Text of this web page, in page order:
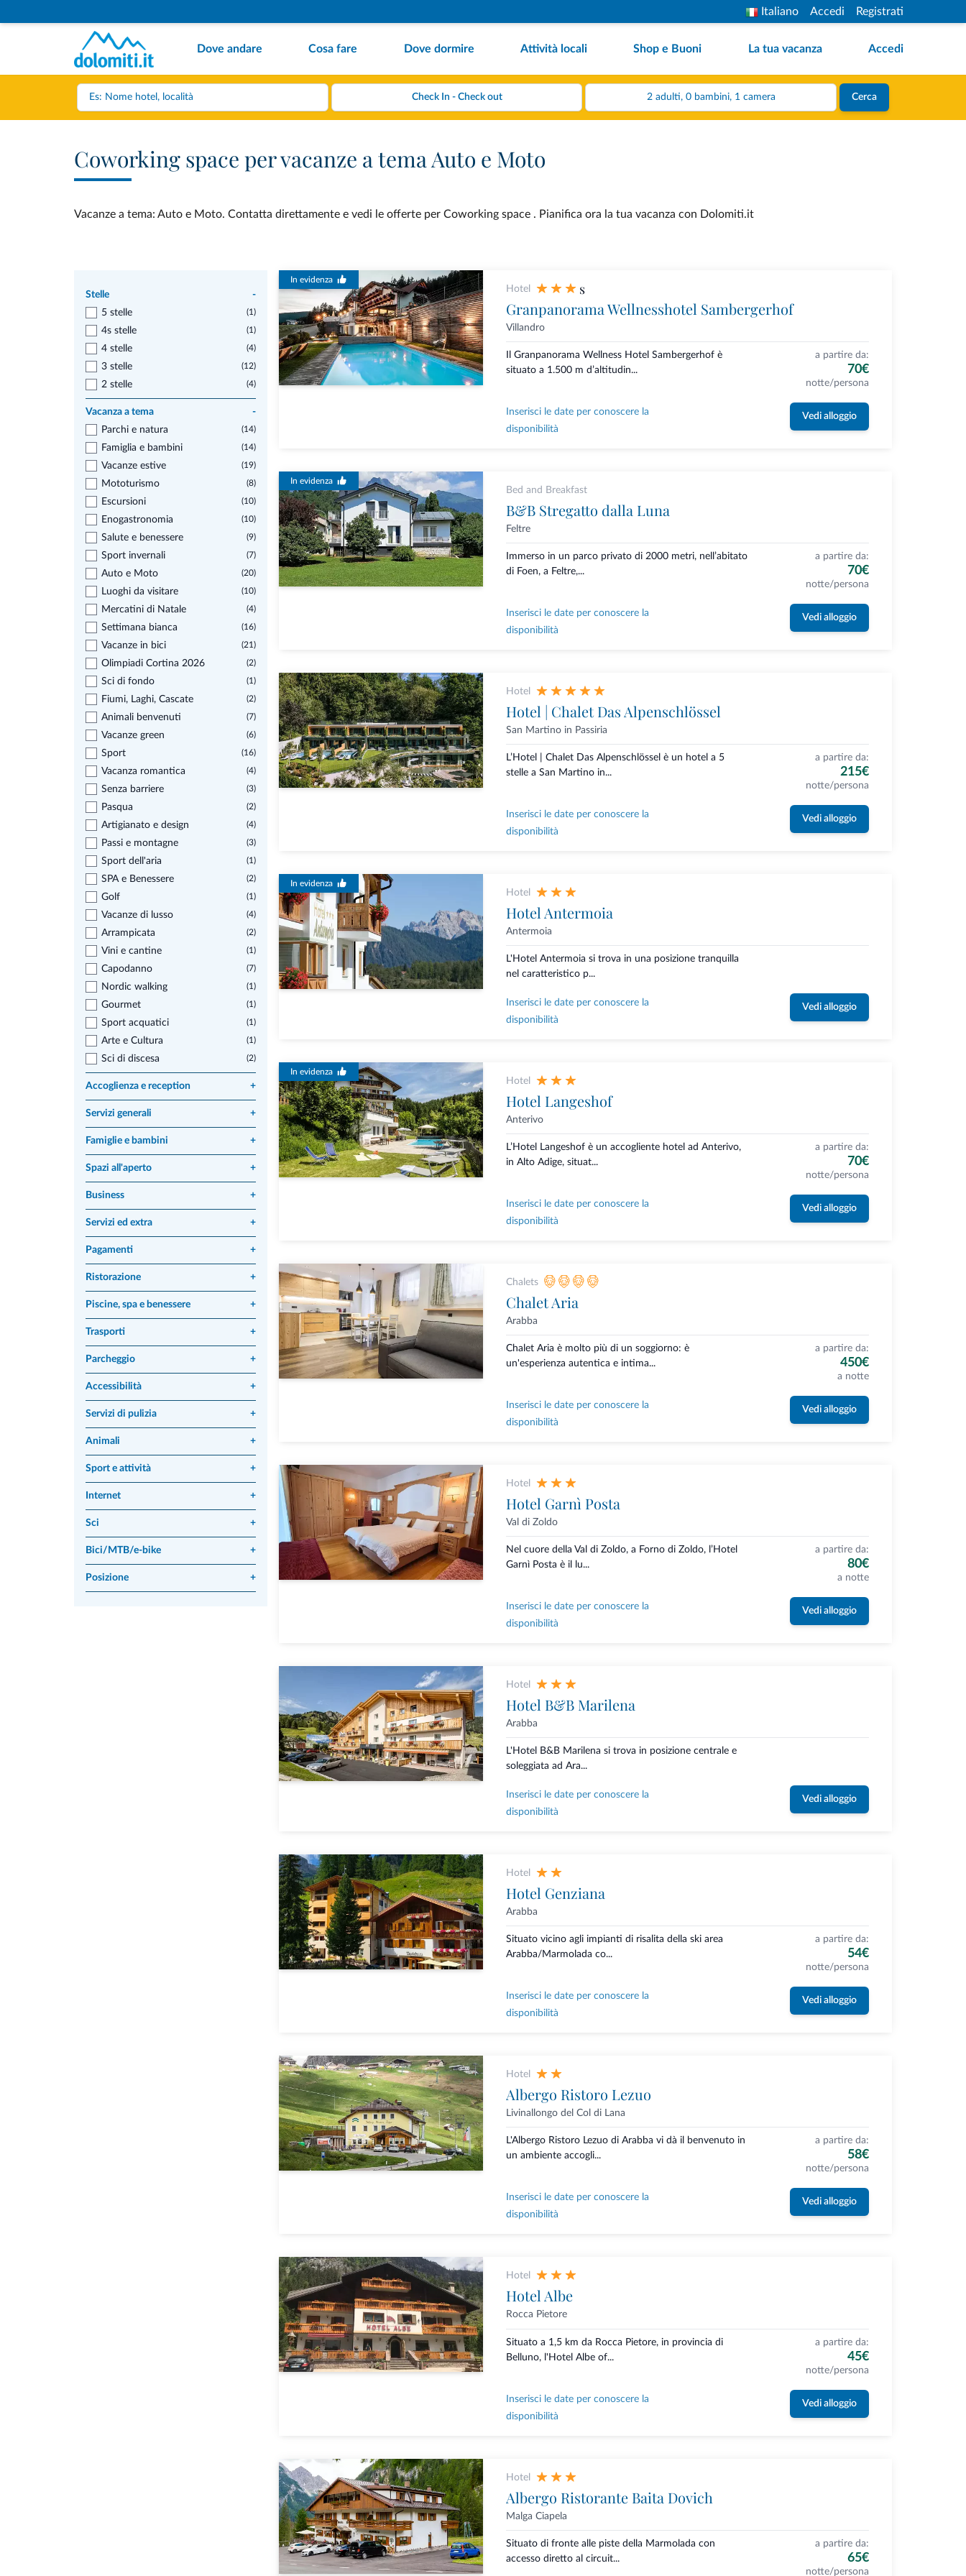
Italiano Accedi Registrati
Dove andare Cosa fare Dove dormire Attività locali Shop e Buoni La tua vacanza Accedi
2 adulti, 0 bambini, 1 camera Cerca
Coworking space per vacanze a tema Auto e Moto
Vacanze a tema: Auto e Moto. Contatta direttamente e vedi le offerte per Coworking space . Pianifica ora la tua vacanza con Dolomiti.it
Stelle
-
5 stelle
(1)
4s stelle (1)
4 stelle (4)
3 stelle (12)
2 stelle (4)
Vacanza a tema
-
Parchi e natura
(14)
Famiglia e bambini (14)
Vacanze estive (19)
Mototurismo (8)
Escursioni (10)
Enogastronomia (10)
Salute e benessere (9)
Sport invernali (7)
Auto e Moto (20)
Luoghi da visitare (10)
Mercatini di Natale (4)
Settimana bianca (16)
Vacanze in bici (21)
Olimpiadi Cortina 2026 (2)
Sci di fondo (1)
Fiumi, Laghi, Cascate (2)
Animali benvenuti (7)
Vacanze green (6)
Sport (16)
Vacanza romantica (4)
Senza barriere (3)
Pasqua (2)
Artigianato e design (4)
Passi e montagne (3)
Sport dell'aria (1)
SPA e Benessere (2)
Golf (1)
Vacanze di lusso (4)
Arrampicata (2)
Vini e cantine (1)
Capodanno (7)
Nordic walking (1)
Gourmet (1)
Sport acquatici (1)
Arte e Cultura (1)
Sci di discesa (2)
Accoglienza e reception +
Servizi generali +
Famiglie e bambini +
Spazi all'aperto +
Business +
Servizi ed extra +
Pagamenti +
Ristorazione +
Piscine, spa e benessere +
Trasporti +
Parcheggio +
Accessibilità +
Servizi di pulizia +
Animali +
Sport e attività +
Internet +
Sci +
Bici/MTB/e-bike +
Posizione +
In evidenza
Hotel s
Granpanorama Wellnesshotel Sambergerhof
Villandro
Il Granpanorama Wellness Hotel Sambergerhof è
situato a 1.500 m d’altitudin...
a partire da:
70€
notte/persona
Inserisci le date per conoscere la
disponibilità
Vedi alloggio
In evidenza
Bed and Breakfast
B&B Stregatto dalla Luna
Feltre
Immerso in un parco privato di 2000 metri, nell’abitato
di Foen, a Feltre,...
a partire da:
70€
notte/persona
Inserisci le date per conoscere la
disponibilità
Vedi alloggio
Hotel
Hotel | Chalet Das Alpenschlössel
San Martino in Passiria
L’Hotel | Chalet Das Alpenschlössel è un hotel a 5
stelle a San Martino in...
a partire da:
215€
notte/persona
Inserisci le date per conoscere la
disponibilità
Vedi alloggio
In evidenza
Hotel
Hotel Antermoia
Antermoia
L'Hotel Antermoia si trova in una posizione tranquilla
nel caratteristico p...
Inserisci le date per conoscere la
disponibilità
Vedi alloggio
In evidenza
Hotel
Hotel Langeshof
Anterivo
L’Hotel Langeshof è un accogliente hotel ad Anterivo,
in Alto Adige, situat...
a partire da:
70€
notte/persona
Inserisci le date per conoscere la
disponibilità
Vedi alloggio
Chalets
Chalet Aria
Arabba
Chalet Aria è molto più di un soggiorno: è
un'esperienza autentica e intima...
a partire da:
450€
a notte
Inserisci le date per conoscere la
disponibilità
Vedi alloggio
Hotel
Hotel Garnì Posta
Val di Zoldo
Nel cuore della Val di Zoldo, a Forno di Zoldo, l’Hotel
Garnì Posta è il lu...
a partire da:
80€
a notte
Inserisci le date per conoscere la
disponibilità
Vedi alloggio
Hotel
Hotel B&B Marilena
Arabba
L'Hotel B&B Marilena si trova in posizione centrale e
soleggiata ad Ara...
Inserisci le date per conoscere la
disponibilità
Vedi alloggio
Hotel
Hotel Genziana
Arabba
Situato vicino agli impianti di risalita della ski area
Arabba/Marmolada co...
a partire da:
54€
notte/persona
Inserisci le date per conoscere la
disponibilità
Vedi alloggio
Hotel
Albergo Ristoro Lezuo
Livinallongo del Col di Lana
L'Albergo Ristoro Lezuo di Arabba vi dà il benvenuto in
un ambiente accogli...
a partire da:
58€
notte/persona
Inserisci le date per conoscere la
disponibilità
Vedi alloggio
Hotel
Hotel Albe
Rocca Pietore
Situato a 1,5 km da Rocca Pietore, in provincia di
Belluno, l'Hotel Albe of...
a partire da:
45€
notte/persona
Inserisci le date per conoscere la
disponibilità
Vedi alloggio
Hotel
Albergo Ristorante Baita Dovich
Malga Ciapela
Situato di fronte alle piste della Marmolada con
accesso diretto al circuit...
a partire da:
65€
notte/persona